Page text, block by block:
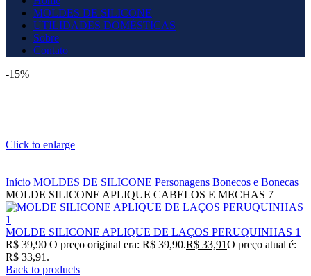
MOLDES DE SILICONE
UTILIDADES DOMÉSTICAS
Sobre
Contato
-15%
Click to enlarge
Início MOLDES DE SILICONE Personagens Bonecos e Bonecas
MOLDE SILICONE APLIQUE CABELOS E MECHAS 7
MOLDE SILICONE APLIQUE DE LAÇOS PERUQUINHAS 1
R$39,90 O preço original era: R$ 39,90.R$ 33,91O preço atual é:
R$ 33,91.
Back to products